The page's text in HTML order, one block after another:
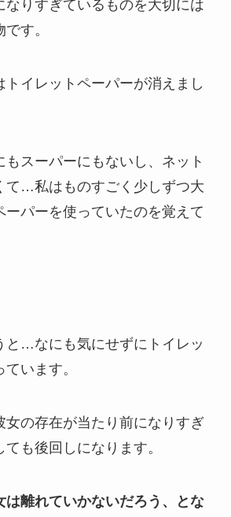
なりすぎているものを大切には
す。
トイレットペーパーが消えまし
もスーパーにもないし、ネット
て…私はものすごく少しずつ大
ーパーを使っていたのを覚えて
と…なにも気にせずにトイレッ
います。
女の存在が当たり前になりすぎ
も後回しになります。
は離れていかないだろう、とな